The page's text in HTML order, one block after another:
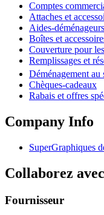
Comptes
Attaches et
Aides-déménageurs
Boîtes et
Couverture pour
Remplissages et
Déménagement au
Chèques-cadeaux
Rabais et offres
Company Info
SuperGraphiques
Collaborez
Fournisseur